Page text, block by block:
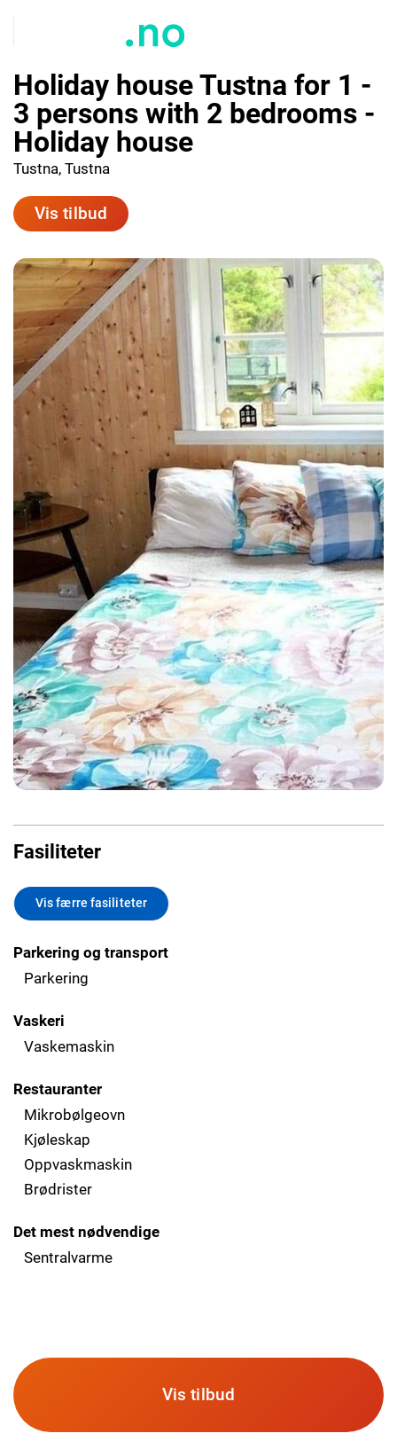
Holiday house Tustna for 1 -
3 persons with 2 bedrooms -
Holiday house
Tustna, Tustna
Vis tilbud
Fasiliteter
Vis færre fasiliteter
Parkering og transport
Parkering
Vaskeri
Vaskemaskin
Restauranter
Mikrobølgeovn
Kjøleskap
Oppvaskmaskin
Brødrister
Det mest nødvendige
Sentralvarme
Vis tilbud